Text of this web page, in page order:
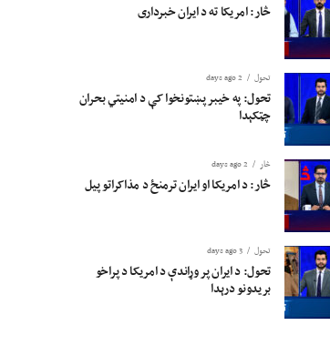
څار: امریکا ته د ایران خبرداری
تحول 2 days ago
تحول: په خیبر پښتونخوا کې د امنیتي بحران
چټکېدا
څار 2 days ago
څار: د امریکا او ایران ترمنځ د مذاکراتو پیل
تحول 3 days ago
تحول: د ایران پر وړاندې د امریکا د پراخو
بریدونو درېدا